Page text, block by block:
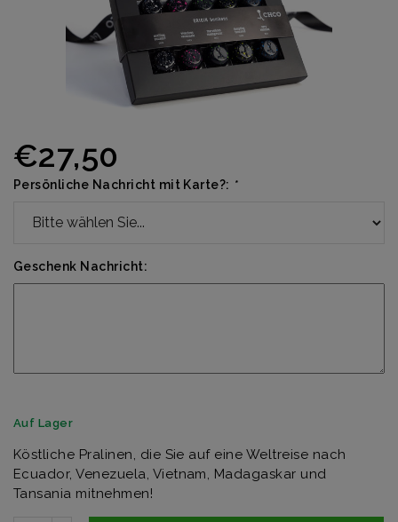
€27,50
Persönliche Nachricht mit Karte?: *
Geschenk Nachricht:
Auf Lager
Köstliche Pralinen, die Sie auf eine Weltreise nach
Ecuador, Venezuela, Vietnam, Madagaskar und
Tansania mitnehmen!